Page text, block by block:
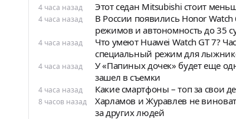
4 часа назад Этот седан Mitsubishi стоит
4 часа назад
В России появились Honor
режимов и автономность до 35
4 часа назад
Что умеют Huawei Watch GT 7?
специальный режим для
4 часа назад
У «Папиных дочек» будет еще
зашел в съемки
4 часа назад Какие смартфоны – топ за свои
8 часов назад
Харламов и Журавлев не
за других людей